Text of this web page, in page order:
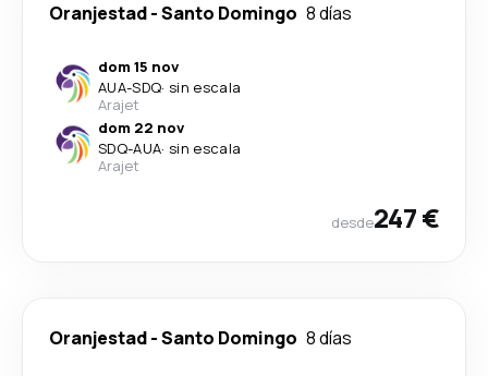
Oranjestad-Santo Domingo 8 días
dom 15 nov
AUA-SDQ· sin escala
Arajet
dom 22 nov
SDQ-AUA· sin escala
Arajet
desde247 €
Oranjestad-Santo Domingo 8 días